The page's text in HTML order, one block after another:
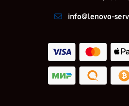
info@lenovo-